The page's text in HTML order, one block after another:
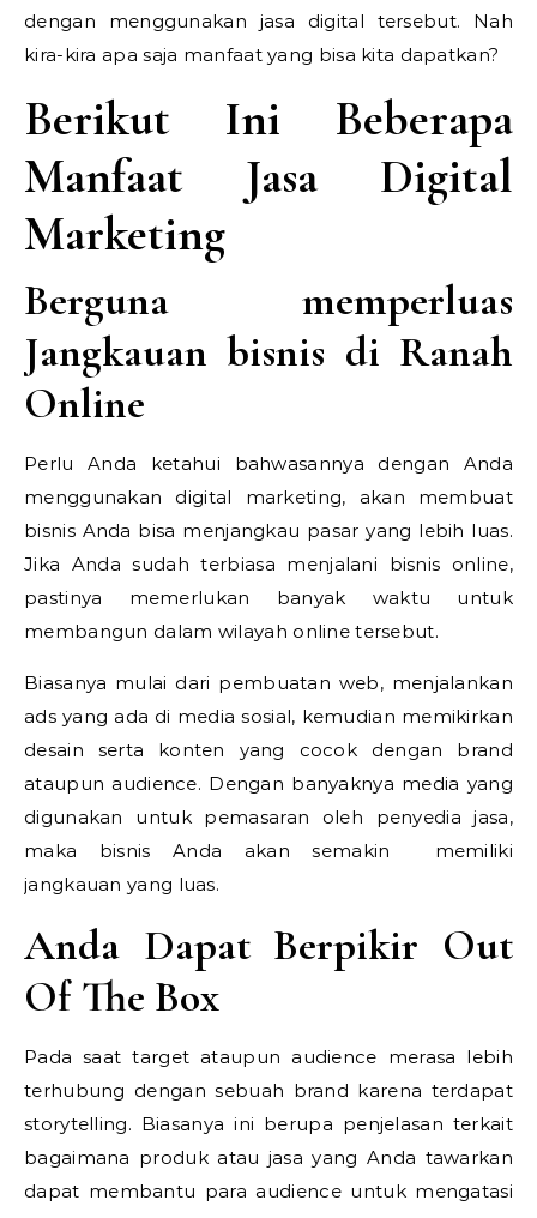
dengan menggunakan jasa digital tersebut. Nah
kira-kira apa saja manfaat yang bisa kita dapatkan?
Berikut Ini Beberapa
Manfaat Jasa Digital
Marketing
Berguna memperluas
Jangkauan bisnis di Ranah
Online
Perlu Anda ketahui bahwasannya dengan Anda
menggunakan digital marketing, akan membuat
bisnis Anda bisa menjangkau pasar yang lebih luas.
Jika Anda sudah terbiasa menjalani bisnis online,
pastinya memerlukan banyak waktu untuk
membangun dalam wilayah online tersebut.
Biasanya mulai dari pembuatan web, menjalankan
ads yang ada di media sosial, kemudian memikirkan
desain serta konten yang cocok dengan brand
ataupun audience. Dengan banyaknya media yang
digunakan untuk pemasaran oleh penyedia jasa,
maka bisnis Anda akan semakin memiliki
jangkauan yang luas.
Anda Dapat Berpikir Out
Of The Box
Pada saat target ataupun audience merasa lebih
terhubung dengan sebuah brand karena terdapat
storytelling. Biasanya ini berupa penjelasan terkait
bagaimana produk atau jasa yang Anda tawarkan
dapat membantu para audience untuk mengatasi